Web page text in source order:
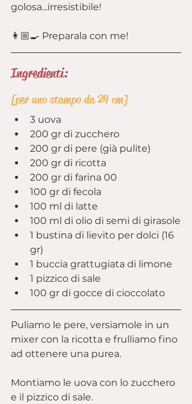
golosa...irresistibile!
👩🏼‍🍳 Preparala con me!
Ingredienti:
[per uno stampo da 24 cm]
3 uova
200 gr di zucchero
200 gr di pere (già pulite)
200 gr di ricotta
200 gr di farina 00
100 gr di fecola
100 ml di latte
100 ml di olio di semi di girasole
1 bustina di lievito per dolci (16
gr)
1 buccia grattugiata di limone
1 pizzico di sale
100 gr di gocce di cioccolato
Puliamo le pere, versiamole in un
mixer con la ricotta e frulliamo fino
ad ottenere una purea.
Montiamo le uova con lo zucchero
e il pizzico di sale.